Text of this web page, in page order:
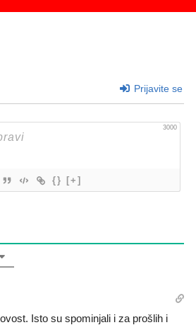
Prijavite se
3000
{} [+]
Isto su spominjali i za prošlih i